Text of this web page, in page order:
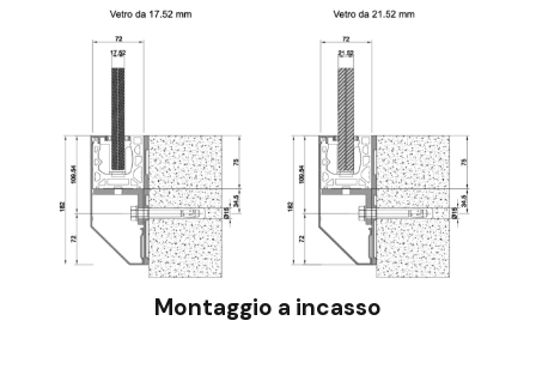
Montaggio a incasso